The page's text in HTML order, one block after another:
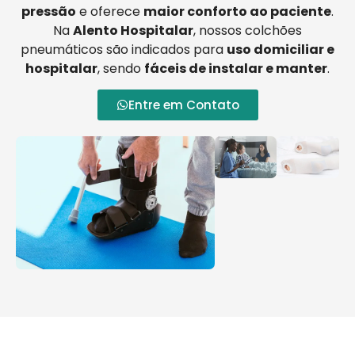
pressão e oferece maior conforto ao paciente.
NaAlento Hospitalar, nossos colchões
pneumáticos são indicados para uso domiciliar e
hospitalar, sendo fáceis de instalar e manter.
Entre em Contato